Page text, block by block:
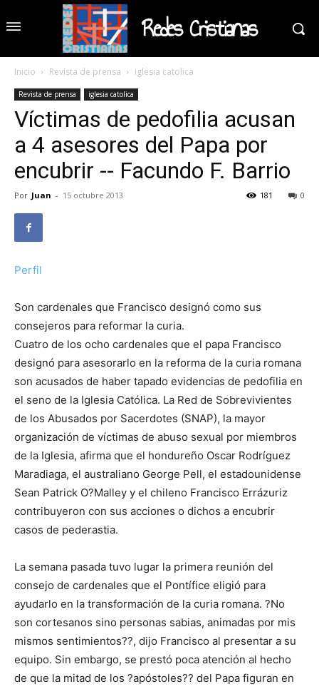
Redes Cristianas
Inicio Revista de prensa iglesia catolica
Revista de prensa iglesia catolica
Víctimas de pedofilia acusan
a 4 asesores del Papa por
encubrir -- Facundo F. Barrio
Por Juan - 15 octubre 2013 0
181
Perfil
Son cardenales que Francisco designó como sus
consejeros para reformar la curia.
Cuatro de los ocho cardenales que el papa Francisco
designó para asesorarlo en la reforma de la curia romana
son acusados de haber tapado evidencias de pedofilia en
el seno de la Iglesia Católica. La Red de Sobrevivientes
de los Abusados por Sacerdotes (SNAP), la mayor
organización de víctimas de abuso sexual por miembros
de la Iglesia, afirma que el hondureño Oscar Rodríguez
Maradiaga, el australiano George Pell, el estadounidense
Sean Patrick O?Malley y el chileno Francisco Errázuriz
contribuyeron con sus acciones o dichos a encubrir
casos de pederastia.
La semana pasada tuvo lugar la primera reunión del
consejo de cardenales que el Pontífice eligió para
ayudarlo en la transformación de la curia romana. ?No
son cortesanos sino personas sabias, animadas por mis
mismos sentimientos??, dijo Francisco al presentar a su
equipo. Sin embargo, se prestó poca atención al hecho
de que la mitad de los ?apóstoles?? del Papa figuran en